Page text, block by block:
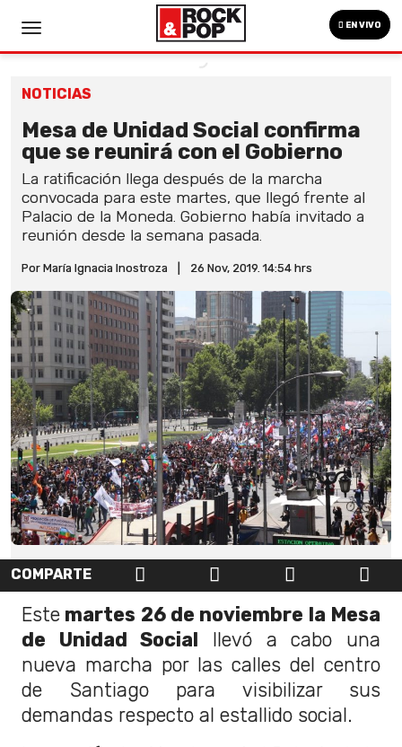
EN VIVO
NOTICIAS
Mesa de Unidad Social confirma
que se reunirá con el Gobierno
La ratificación llega después de la marcha
convocada para este martes, que llegó frente al
Palacio de la Moneda. Gobierno había invitado a
reunión desde la semana pasada.
Por María Ignacia Inostroza 26 Nov, 2019. 14:54 hrs
COMPARTE
Este martes 26 de noviembre la Mesa
de Unidad Social llevó a cabo una
nueva marcha por las calles del centro
de Santiago para visibilizar sus
demandas respecto al estallido social.